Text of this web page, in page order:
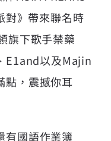
》帶來聯名時
旗下歌手禁藥
E1and以及Majin
點，震撼你耳
有國語作業簿